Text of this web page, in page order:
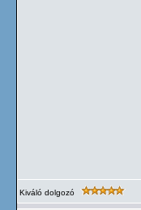
Kiváló dolgozó